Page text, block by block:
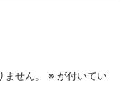
せん。 ※ が付いてい